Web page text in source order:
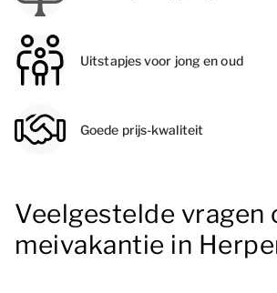
Uitstapjes voor jong en oud
Goede prijs-kwaliteit
Veelgestelde vragen
meivakantie in